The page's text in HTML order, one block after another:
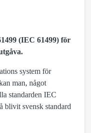
(IEC 61499) för
system för
man, något
standarden IEC
blivit svensk standard